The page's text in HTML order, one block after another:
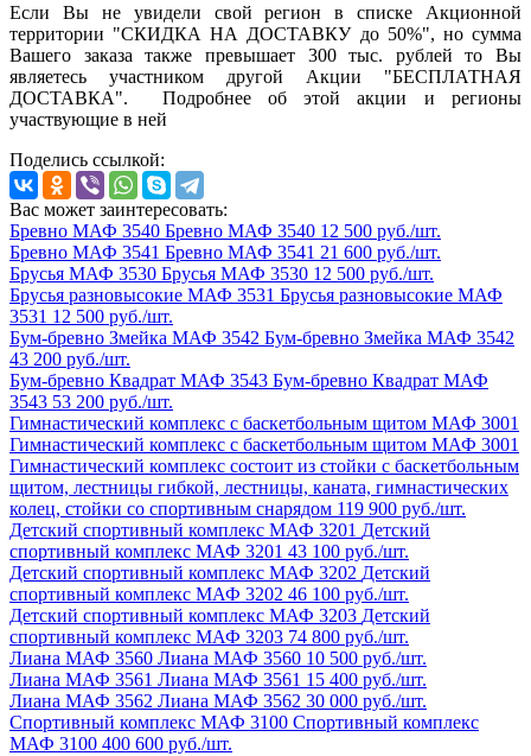
Если Вы не увидели свой регион в списке Акционной
территории "СКИДКА НА ДОСТАВКУ до 50%", но сумма
Вашего заказа также превышает 300 тыс. рублей то Вы
являетесь участником другой Акции "БЕСПЛАТНАЯ
ДОСТАВКА". Подробнее об этой акции и регионы
участвующие в ней
Поделись ссылкой:
Вас может заинтересовать:
Бревно МАФ 3540 Бревно МАФ 3540 12 500 руб./шт.
Бревно МАФ 3541 Бревно МАФ 3541 21 600 руб./шт.
Брусья МАФ 3530 Брусья МАФ 3530 12 500 руб./шт.
Брусья разновысокие МАФ 3531 Брусья разновысокие МАФ
3531 12 500 руб./шт.
Бум-бревно Змейка МАФ 3542 Бум-бревно Змейка МАФ 3542
43 200 руб./шт.
Бум-бревно Квадрат МАФ 3543 Бум-бревно Квадрат МАФ
3543 53 200 руб./шт.
Гимнастический комплекс с баскетбольным щитом МАФ 3001
Гимнастический комплекс с баскетбольным щитом МАФ 3001
Гимнастический комплекс состоит из стойки с баскетбольным
щитом, лестницы гибкой, лестницы, каната, гимнастических
колец, стойки со спортивным снарядом 119 900 руб./шт.
Детский спортивный комплекс МАФ 3201 Детский
спортивный комплекс МАФ 3201 43 100 руб./шт.
Детский спортивный комплекс МАФ 3202 Детский
спортивный комплекс МАФ 3202 46 100 руб./шт.
Детский спортивный комплекс МАФ 3203 Детский
спортивный комплекс МАФ 3203 74 800 руб./шт.
Лиана МАФ 3560 Лиана МАФ 3560 10 500 руб./шт.
Лиана МАФ 3561 Лиана МАФ 3561 15 400 руб./шт.
Лиана МАФ 3562 Лиана МАФ 3562 30 000 руб./шт.
Спортивный комплекс МАФ 3100 Спортивный комплекс
МАФ 3100 400 600 руб./шт.